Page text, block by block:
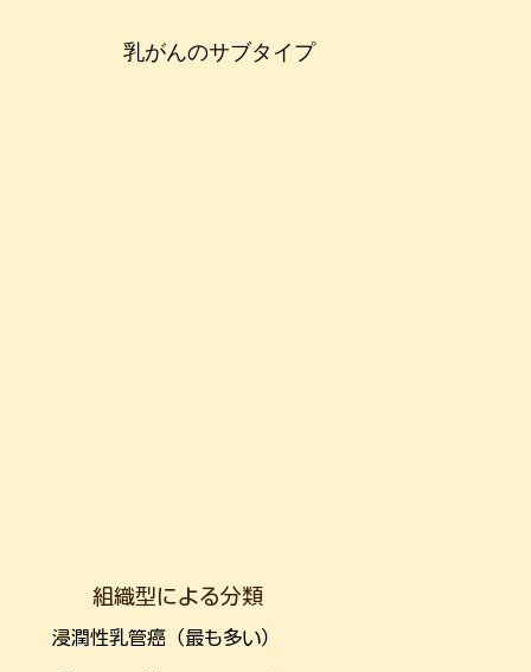
乳がんのサブタイプ
組織型による分類
浸潤性乳管癌（最も多い）